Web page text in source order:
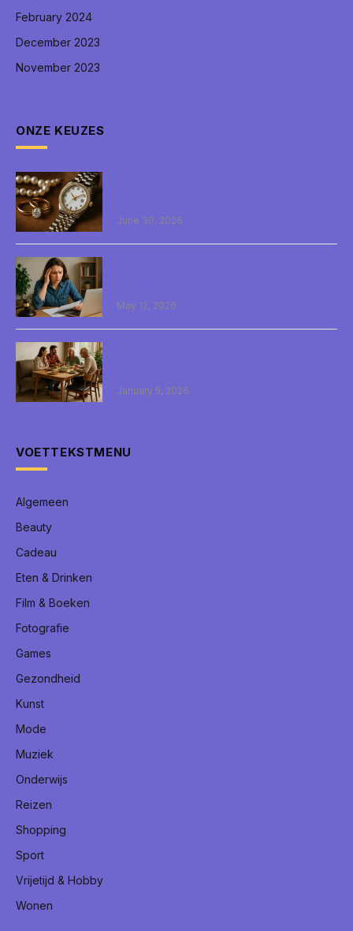
February 2024
December 2023
November 2023
ONZE KEUZES
June 30, 2026
May 12, 2026
January 5, 2026
VOETTEKSTMENU
Algemeen
Beauty
Cadeau
Eten & Drinken
Film & Boeken
Fotografie
Games
Gezondheid
Kunst
Mode
Muziek
Onderwijs
Reizen
Shopping
Sport
Vrijetijd & Hobby
Wonen